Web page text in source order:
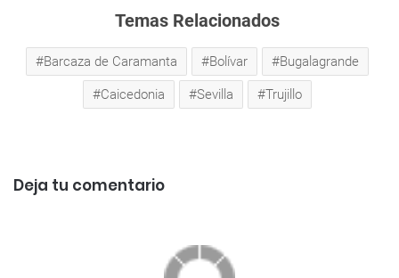
Temas Relacionados
Barcaza de Caramanta Bolívar Bugalagrande
Caicedonia Sevilla Trujillo
Deja tu comentario